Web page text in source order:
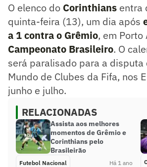
O elenco do Corinthians entra
quinta-feira (13), um dia após
a 1 contra o Grêmio, em Porto
Campeonato Brasileiro. O
será paralisado para a disputa
Mundo de Clubes da Fifa, nos
junho e julho.
RELACIONADAS
Assista aos melhores
momentos de Grêmio e
Corinthians pelo
Brasileirão
Futebol Nacional Há 1 ano